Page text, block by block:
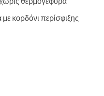
κορδόνι περίσφιξης